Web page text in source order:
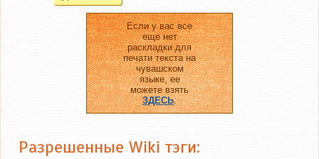
Если у вас все
еще нет
раскладки для
печати текста на
чувашском
языке, ее
можете взять
ЗДЕСЬ.
Разрешенные Wiki тэги: